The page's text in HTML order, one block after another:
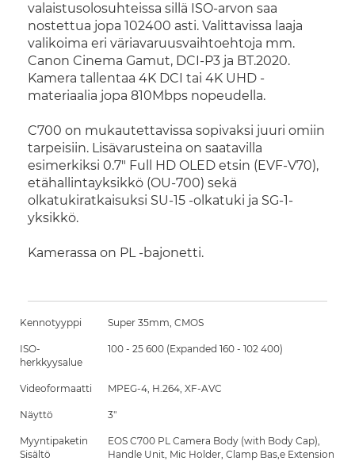
valaistusolosuhteissa sillä ISO-arvon saa
nostettua jopa 102400 asti. Valittavissa laaja
valikoima eri väriavaruusvaihtoehtoja mm.
Canon Cinema Gamut, DCI-P3 ja BT.2020.
Kamera tallentaa 4K DCI tai 4K UHD -
materiaalia jopa 810Mbps nopeudella.
C700 on mukautettavissa sopivaksi juuri omiin
tarpeisiin. Lisävarusteina on saatavilla
esimerkiksi 0.7" Full HD OLED etsin (EVF-V70),
etähallintayksikkö (OU-700) sekä
olkatukiratkaisuksi SU-15 -olkatuki ja SG-1-
yksikkö.
Kamerassa on PL -bajonetti.
Kennotyyppi Super 35mm, CMOS
ISO-
herkkyysalue
100 - 25 600 (Expanded 160 - 102 400)
Videoformaatti MPEG-4, H.264, XF-AVC
Näyttö 3"
Myyntipaketin
Sisältö
EOS C700 PL Camera Body (with Body Cap),
Handle Unit, Mic Holder, Clamp Bas,e Extension